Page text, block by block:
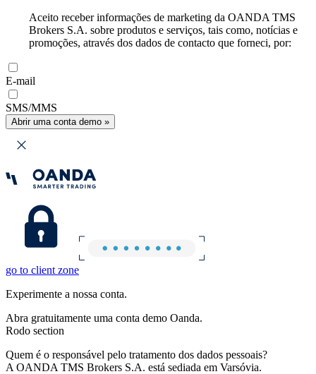
Aceito receber informações de marketing da OANDA TMS
Brokers S.A. sobre produtos e serviços, tais como, notícias e
promoções, através dos dados de contacto que forneci, por:
E-mail
SMS/MMS
Abrir uma conta demo »
go to client zone
Experimente a nossa conta.
Abra gratuitamente uma conta demo Oanda.
Rodo section
Quem é o responsável pelo tratamento dos dados pessoais?
A OANDA TMS Brokers S.A. está sediada em Varsóvia.